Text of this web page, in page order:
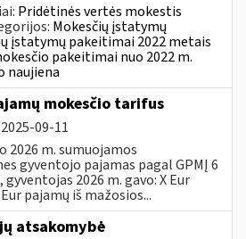
Pridėtinės vertės mokestis
Mokesčių įstatymų
įstatymų pakeitimai 2022 metais
pakeitimai nuo 2022 m.
naujiena
mokesčio tarifus
2025-09-11
2026 m. sumuojamos
gyventojo pajamas pagal GPMĮ 6
gyventojas 2026 m. gavo: X Eur
pajamų iš mažosios...
atsakomybė